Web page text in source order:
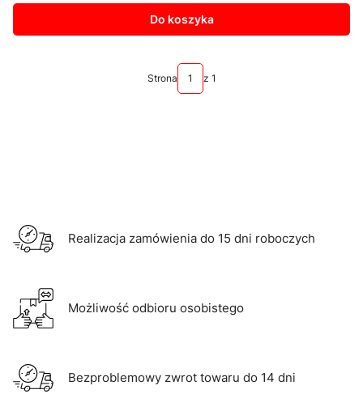
Do koszyka
Strona z 1
Realizacja zamówienia do 15 dni roboczych
Możliwość odbioru osobistego
Bezproblemowy zwrot towaru do 14 dni